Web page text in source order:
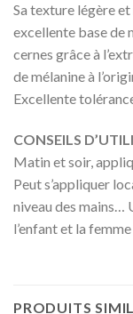
Sa texture légère
excellente base de
cernes grâce à
de mélanine à
Excellente
CONSEILS
Matin et soir,
Peut s’appliquer
niveau des mains…
l’enfant et la
PRODUITS